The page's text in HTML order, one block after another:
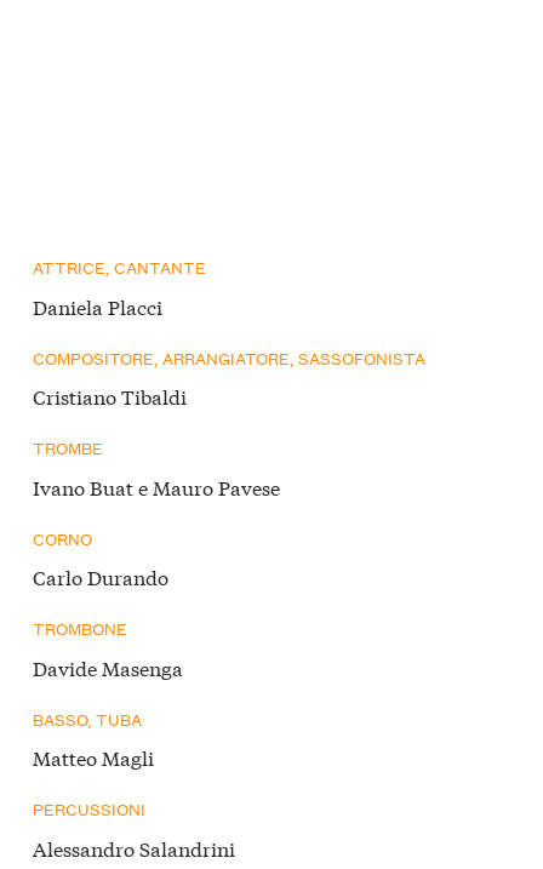
ATTRICE, CANTANTE
Daniela Placci
COMPOSITORE, ARRANGIATORE, SASSOFONISTA
Cristiano Tibaldi
TROMBE
Ivano Buat e Mauro Pavese
CORNO
Carlo Durando
TROMBONE
Davide Masenga
BASSO, TUBA
Matteo Magli
PERCUSSIONI
Alessandro Salandrini